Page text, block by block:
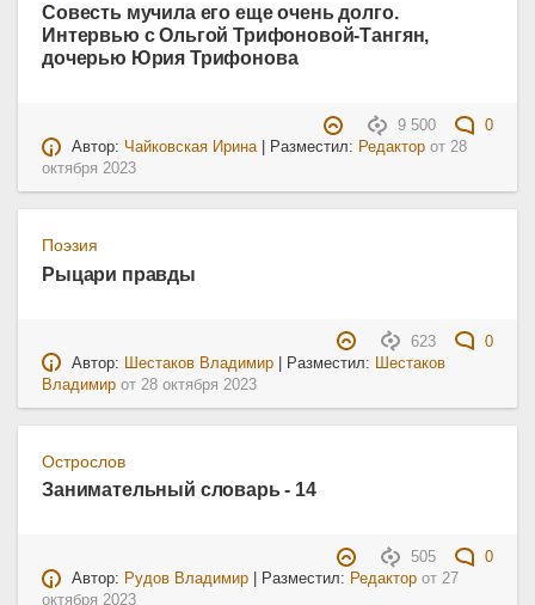
Совесть мучила его еще очень долго.
Интервью с Ольгой Трифоновой-Тангян,
дочерью Юрия Трифонова
9 500
0
Автор: Чайковская Ирина| Разместил: Редактор от28
октября 2023
Поэзия
Рыцари правды
623
0
Автор:
Шестаков Владимир | Разместил:
Шестаков
Владимир от 28 октября 2023
Острослов
Занимательный словарь - 14
505
0
Автор: Рудов Владимир | Разместил: Редактор от27
октября 2023